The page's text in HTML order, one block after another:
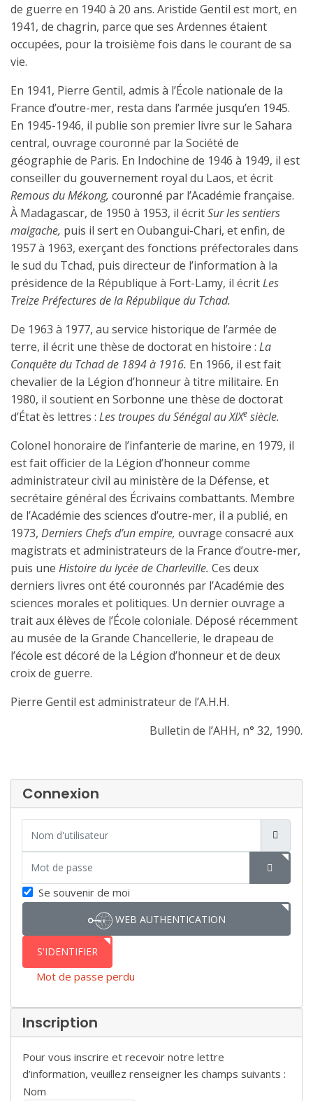
de guerre en 1940 à 20 ans. Aristide Gentil est mort, en
1941, de chagrin, parce que ses Ardennes étaient
occupées, pour la troisième fois dans le courant de sa
vie.
En 1941, Pierre Gentil, admis à l’École nationale de la
France d’outre-mer, resta dans l’armée jusqu’en 1945.
En 1945-1946, il publie son premier livre sur le Sahara
central, ouvrage couronné par la Société de
géographie de Paris. En Indochine de 1946 à 1949, il est
conseiller du gouvernement royal du Laos, et écrit
Remous du Mékong, couronné par l’Académie française.
À Madagascar, de 1950 à 1953, il écritSur les sentiers
malgache, puis il sert en Oubangui-Chari, et enfin, de
1957 à 1963, exerçant des fonctions préfectorales dans
le sud du Tchad, puis directeur de l’information à la
présidence de la République à Fort-Lamy, il écritLes
Treize Préfectures de la République du Tchad.
De 1963 à 1977, au service historique de l’armée de
terre, il écrit une thèse de doctorat en histoire : La
Conquête du Tchad de 1894 à 1916. En 1966, il est fait
chevalier de la Légion d’honneur à titre militaire. En
1980, il soutient en Sorbonne une thèse de doctorat
d’État ès lettres : Les troupes du Sénégal au XIXe siècle.
Colonel honoraire de l’infanterie de marine, en 1979, il
est fait officier de la Légion d’honneur comme
administrateur civil au ministère de la Défense, et
secrétaire général des Écrivains combattants. Membre
de l’Académie des sciences d’outre-mer, il a publié, en
1973, Derniers Chefs d’un empire, ouvrage consacré aux
magistrats et administrateurs de la France d’outre-mer,
puis une Histoire du lycée de Charleville. Ces deux
derniers livres ont été couronnés par l’Académie des
sciences morales et politiques. Un dernier ouvrage a
trait aux élèves de l’École coloniale. Déposé récemment
au musée de la Grande Chancellerie, le drapeau de
l’école est décoré de la Légion d’honneur et de deux
croix de guerre.
Pierre Gentil est administrateur de l’A.H.H.
Bulletin de l’AHH, n° 32, 1990.
Connexion
SHOW
Se souvenir de moi
WEB AUTHENTICATION
S'IDENTIFIER
Mot de passe perdu
Inscription
Pour vous inscrire et recevoir notre lettre
d’information, veuillez renseigner les champs suivants :
Nom